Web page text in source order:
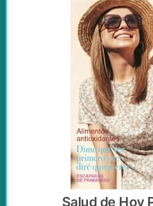
Salud de Hoy